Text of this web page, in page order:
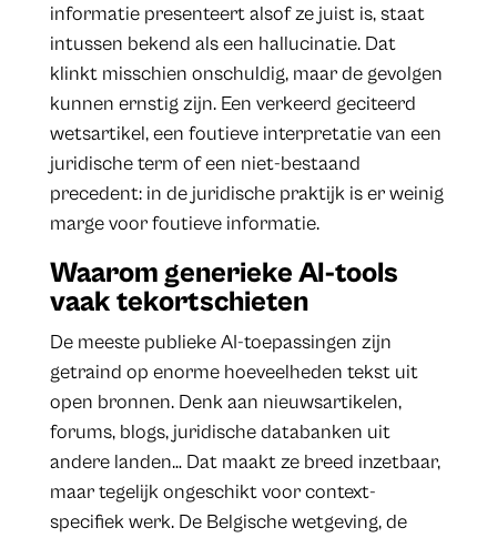
informatie presenteert alsof ze juist is, staat
intussen bekend als een hallucinatie. Dat
klinkt misschien onschuldig, maar de gevolgen
kunnen ernstig zijn. Een verkeerd geciteerd
wetsartikel, een foutieve interpretatie van een
juridische term of een niet-bestaand
precedent: in de juridische praktijk is er weinig
marge voor foutieve informatie.
Waarom generieke AI-tools
vaak tekortschieten
De meeste publieke AI-toepassingen zijn
getraind op enorme hoeveelheden tekst uit
open bronnen. Denk aan nieuwsartikelen,
forums, blogs, juridische databanken uit
andere landen… Dat maakt ze breed inzetbaar,
maar tegelijk ongeschikt voor context-
specifiek werk. De Belgische wetgeving, de